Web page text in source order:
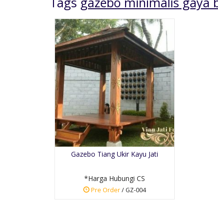
Gazebo Tiang Ukir Kayu Jati
*Harga Hubungi CS
Pre Order/ GZ-004
Tempat Tidur Ukir
Mewah Klasik
*Harga Hubungi CS
Pre Order